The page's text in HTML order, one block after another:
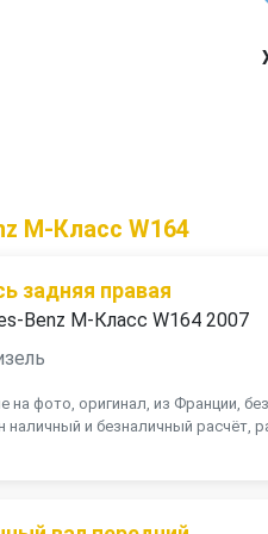
M-Класс W164
задняя правая
Benz M-Класс W164 2007
на фото, оригинал, из Франции,
наличный и безналичный расчёт,